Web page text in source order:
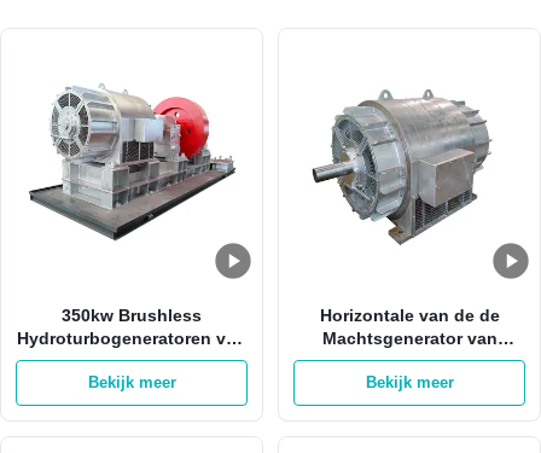
350kw Brushless
Hydroturbogeneratoren van
Mini Hydroelectric
Generator 400v
Bekijk meer
Horizontale van de de
Machtsgenerator van
2000kw Hydro het
Waterturbine 6300v
Bekijk meer